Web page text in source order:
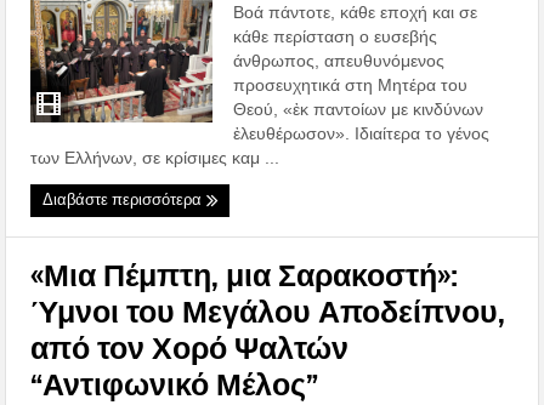
Βοά πάντοτε, κάθε εποχή και σε
κάθε περίσταση ο ευσεβής
άνθρωπος, απευθυνόμενος
προσευχητικά στη Μητέρα του
Θεού, «ἐκ παντοίων με κινδύνων
ἐλευθέρωσον». Ιδιαίτερα το γένος
των Ελλήνων, σε κρίσιμες καμ ...
Διαβάστε περισσότερα
«Μια Πέμπτη, μια Σαρακοστή»:
Ύμνοι του Μεγάλου Αποδείπνου,
από τον Χορό Ψαλτών
“Αντιφωνικό Μέλος”